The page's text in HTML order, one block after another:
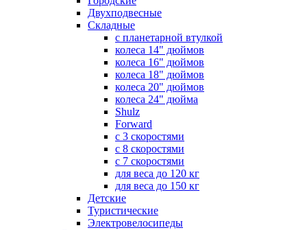
Двухподвесные
Складные
с планетарной втулкой
колеса 14" дюймов
колеса 16" дюймов
колеса 18" дюймов
колеса 20" дюймов
колеса 24" дюйма
Shulz
Forward
с 3 скоростями
с 8 скоростями
с 7 скоростями
для веса до 120 кг
для веса до 150 кг
Детские
Туристические
Электровелосипеды